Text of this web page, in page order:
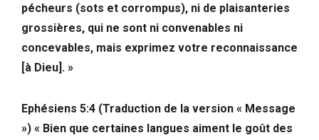
pécheurs (sots et corrompus), ni de plaisanteries
grossières, qui ne sont ni convenables ni
concevables, mais exprimez votre reconnaissance
[à Dieu]. »
Ephésiens 5:4 (Traduction de la version « Message
») « Bien que certaines langues aiment le goût des